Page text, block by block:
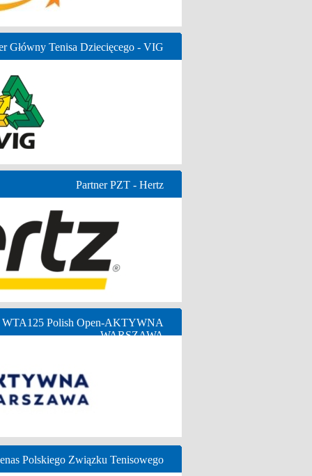
Główny Tenisa Dziecięcego - VIG
Partner PZT - Hertz
WTA125 Polish Open-AKTYWNA
WARSZAWA
Polskiego Związku Tenisowego